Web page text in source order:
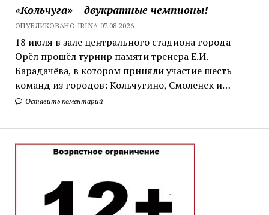
«Кольчуга» – двукратные чемпионы!
ОПУБЛИКОВАНО IRINA 07.08.2026
18 июля в зале центрального стадиона города
Орёл прошёл турнир памяти тренера Е.И.
Барадачёва, в котором приняли участие шесть
команд из городов: Кольчугино, Смоленск и…
Оставить коментарий